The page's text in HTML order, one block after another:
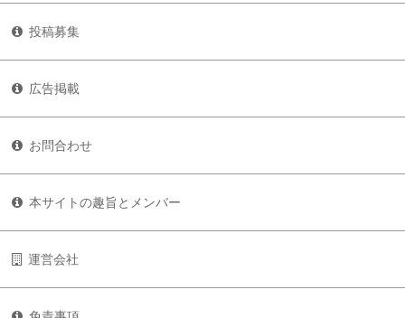
投稿募集
広告掲載
お問合わせ
本サイトの趣旨とメンバー
運営会社